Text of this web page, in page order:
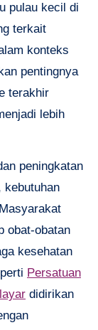
pulau kecil di
terkait
konteks
pentingnya
terakhir
lebih
peningkatan
kebutuhan
obat-obatan
kesehatan
Persatuan
didirikan